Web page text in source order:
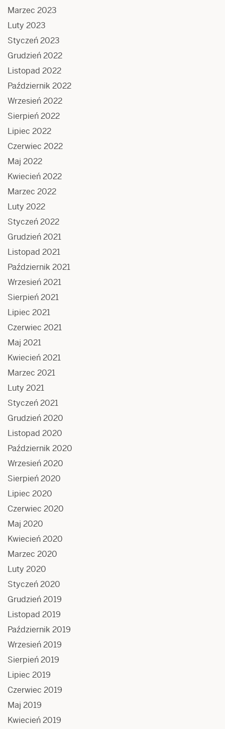
Marzec 2023
Luty 2023
Styczeń 2023
Grudzień 2022
Listopad 2022
Październik 2022
Wrzesień 2022
Sierpień 2022
Lipiec 2022
Czerwiec 2022
Maj 2022
Kwiecień 2022
Marzec 2022
Luty 2022
Styczeń 2022
Grudzień 2021
Listopad 2021
Październik 2021
Wrzesień 2021
Sierpień 2021
Lipiec 2021
Czerwiec 2021
Maj 2021
Kwiecień 2021
Marzec 2021
Luty 2021
Styczeń 2021
Grudzień 2020
Listopad 2020
Październik 2020
Wrzesień 2020
Sierpień 2020
Lipiec 2020
Czerwiec 2020
Maj 2020
Kwiecień 2020
Marzec 2020
Luty 2020
Styczeń 2020
Grudzień 2019
Listopad 2019
Październik 2019
Wrzesień 2019
Sierpień 2019
Lipiec 2019
Czerwiec 2019
Maj 2019
Kwiecień 2019